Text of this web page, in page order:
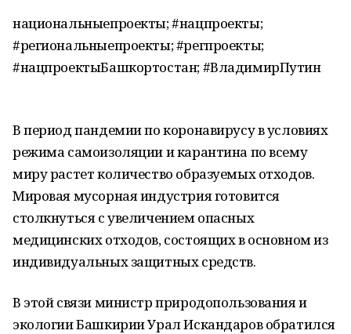
национальныепроекты; #нацпроекты;
#региональныепроекты; #регпроекты;
#нацпроектыБашкортостан; #ВладимирПутин
В период пандемии по коронавирусу в условиях
режима самоизоляции и карантина по всему
миру растет количество образуемых отходов.
Мировая мусорная индустрия готовится
столкнуться с увеличением опасных
медицинских отходов, состоящих в основном из
индивидуальных защитных средств.
В этой связи министр природопользования и
экологии Башкирии Урал Искандаров обратился